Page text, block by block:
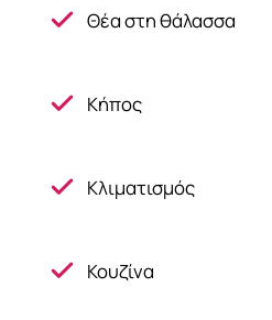
Θέα στη θάλασσα
Κήπος
Κλιματισμός
Κουζίνα